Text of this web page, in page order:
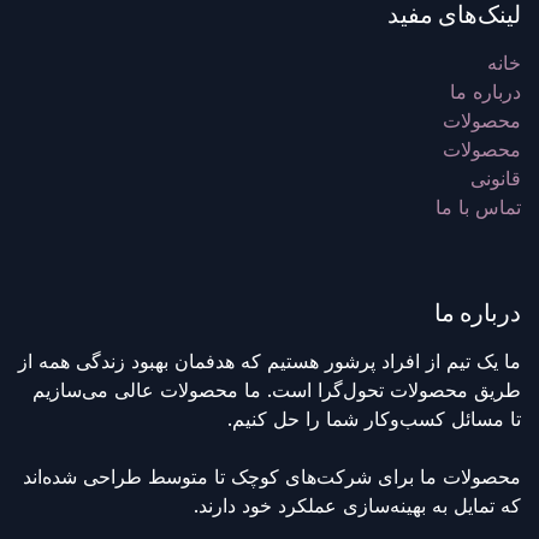
لینک‌های مفید
خانه
درباره ما
محصولات
محصولات
قانونی
تماس با ما
درباره ما
ما یک تیم از افراد پرشور هستیم که هدفمان بهبود زندگی همه از
طریق محصولات تحول‌گرا است. ما محصولات عالی می‌سازیم
تا مسائل کسب‌وکار شما را حل کنیم.
محصولات ما برای شرکت‌های کوچک تا متوسط طراحی شده‌اند
که تمایل به بهینه‌سازی عملکرد خود دارند.